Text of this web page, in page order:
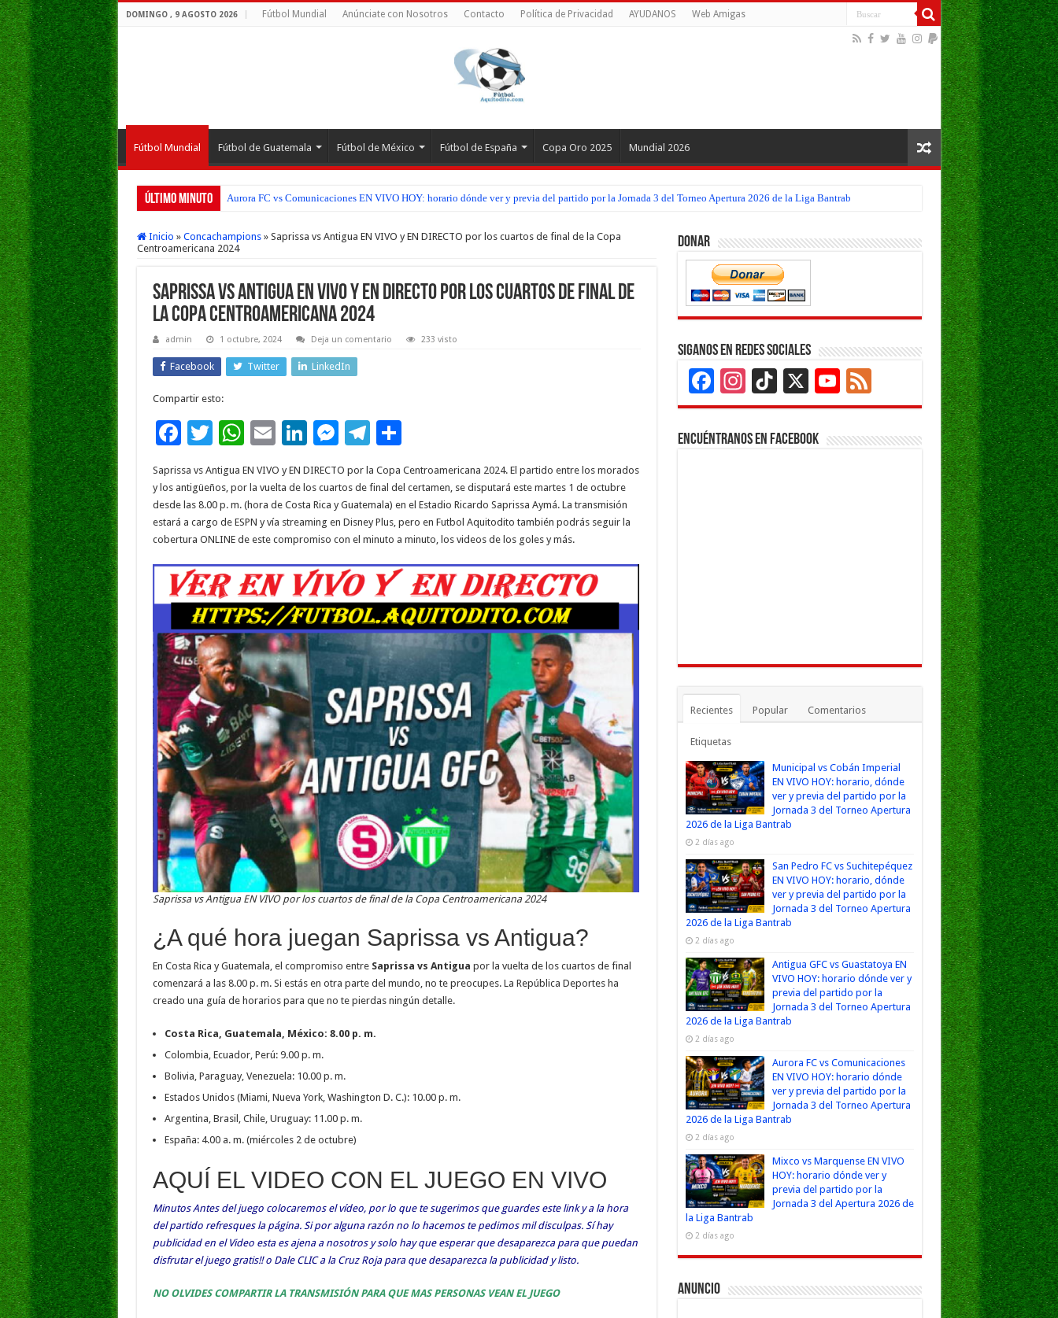
DOMINGO , 9 AGOSTO 2026 Fútbol Mundial Anúnciate con Nosotros Contacto Política de Privacidad AYUDANOS Web Amigas
Fútbol Mundial Fútbol de Guatemala Fútbol de México Fútbol de España Copa Oro 2025 Mundial 2026
Último Minuto Aurora FC vs Comunicaciones EN VIVO HOY: horario dónde ver y previa del partido por la Jornada 3 del Torneo Apertura 2026 de la Liga Bantrab
Mixco vs Marquense EN VIVO HOY: horario dónde ver y previa del partido por la Jornada 3 del Apertura 2026 de la Liga Bantrab
Inicio » Concachampions » Saprissa vs Antigua EN VIVO y EN DIRECTO por los cuartos de final de la Copa
Centroamericana 2024
Saprissa vs Antigua EN VIVO y EN DIRECTO por los cuartos de final de
la Copa Centroamericana 2024
admin 1 octubre, 2024 Deja un comentario 233 visto
Facebook Twitter LinkedIn
Compartir esto:
F
e
b
o
o
k
T
wi
tt
er
W
at
sA
p
p
E
ai
l
Li
k
e
dI
n
M
se
n
g
er
T
e
gr
a
m
C
m
p
ar
ti
Saprissa vs Antigua EN VIVO y EN DIRECTO por la Copa Centroamericana 2024. El partido entre los morados
y los antigüeños, por la vuelta de los cuartos de final del certamen, se disputará este martes 1 de octubre
desde las 8.00 p. m. (hora de Costa Rica y Guatemala) en el Estadio Ricardo Saprissa Aymá. La transmisión
estará a cargo de ESPN y vía streaming en Disney Plus, pero en Futbol Aquitodito también podrás seguir la
cobertura ONLINE de este compromiso con el minuto a minuto, los videos de los goles y más.
Saprissa vs Antigua EN VIVO por los cuartos de final de la Copa Centroamericana 2024
¿A qué hora juegan Saprissa vs Antigua?
En Costa Rica y Guatemala, el compromiso entre Saprissa vs Antigua por la vuelta de los cuartos de final
comenzará a las 8.00 p. m. Si estás en otra parte del mundo, no te preocupes. La República Deportes ha
creado una guía de horarios para que no te pierdas ningún detalle.
Costa Rica, Guatemala, México: 8.00 p. m.
Colombia, Ecuador, Perú: 9.00 p. m.
Bolivia, Paraguay, Venezuela: 10.00 p. m.
Estados Unidos (Miami, Nueva York, Washington D. C.): 10.00 p. m.
Argentina, Brasil, Chile, Uruguay: 11.00 p. m.
España: 4.00 a. m. (miércoles 2 de octubre)
AQUÍ EL VIDEO CON EL JUEGO EN VIVO
Minutos Antes del juego colocaremos el vídeo, por lo que te sugerimos que guardes este link y a la hora
del partido refresques la página. Si por alguna razón no lo hacemos te pedimos mil disculpas. Sí hay
publicidad en el Video esta es ajena a nosotros y solo hay que esperar que desaparezca para que puedan
disfrutar el juego gratis!! o Dale CLIC a la Cruz Roja para que desaparezca la publicidad y listo.
NO OLVIDES COMPARTIR LA TRANSMISIÓN PARA QUE MAS PERSONAS VEAN EL JUEGO
Donar
Siganos en Redes Sociales
Facebook
Instagram
TikTok
X YouTube
Channel
Feed
Encuéntranos en Facebook
Recientes Popular Comentarios
Etiquetas
Municipal vs Cobán Imperial
EN VIVO HOY: horario, dónde
ver y previa del partido por la
Jornada 3 del Torneo Apertura
2026 de la Liga Bantrab
2 días ago
San Pedro FC vs Suchitepéquez
EN VIVO HOY: horario, dónde
ver y previa del partido por la
Jornada 3 del Torneo Apertura
2026 de la Liga Bantrab
2 días ago
Antigua GFC vs Guastatoya EN
VIVO HOY: horario dónde ver y
previa del partido por la
Jornada 3 del Torneo Apertura
2026 de la Liga Bantrab
2 días ago
Aurora FC vs Comunicaciones
EN VIVO HOY: horario dónde
ver y previa del partido por la
Jornada 3 del Torneo Apertura
2026 de la Liga Bantrab
2 días ago
Mixco vs Marquense EN VIVO
HOY: horario dónde ver y
previa del partido por la
Jornada 3 del Apertura 2026 de
la Liga Bantrab
2 días ago
Anuncio